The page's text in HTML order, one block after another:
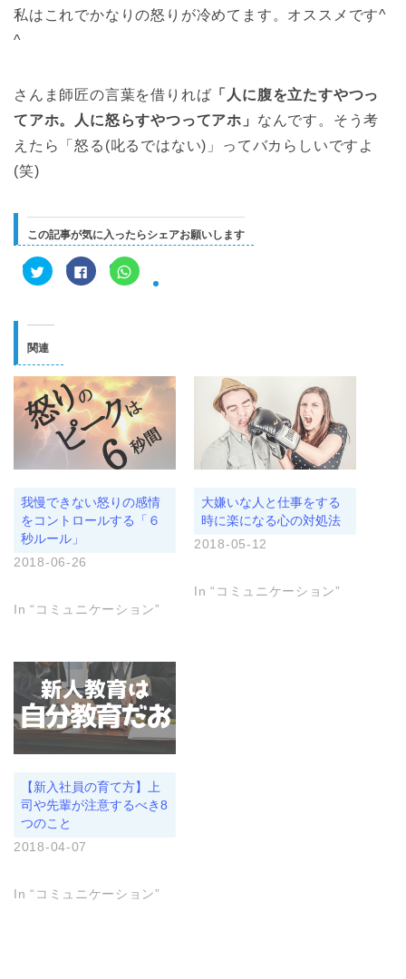
私はこれでかなりの怒りが冷めてます。オススメです^
^
さんま師匠の言葉を借りれば 「人に腹を立たすやつっ
てアホ。人に怒らすやつってアホ」 なんです。そう考
えたら「怒る(叱るではない)」ってバカらしいですよ
(笑)
この記事が気に入ったらシェアお願いします
ク
リ
て
w
i
t
t
e
r
で
共
有
(
い
ィ
ン
ド
ウ
で
き
F
a
有
す
る
に
は
ク
し
く
だ
さ
い
ン
ド
き
す
)
ク
リ
s
A
p
p
で
共
有
(
し
ウ
ィ
ン
)
関連
我慢できない怒りの感情
をコントロールする「６
秒ルール」
2018-06-26
In “コミュニケーション”
大嫌いな人と仕事をする
時に楽になる心の対処法
2018-05-12
In “コミュニケーション”
【新入社員の育て方】上
司や先輩が注意するべき8
つのこと
2018-04-07
In “コミュニケーション”